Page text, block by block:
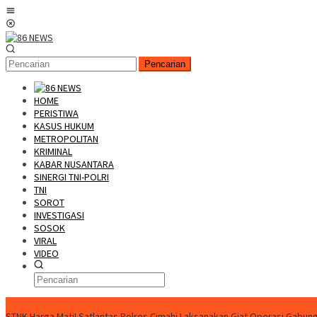
Loncat
ke
konten
Pencarian
HOME
PERISTIWA
KASUS HUKUM
METROPOLITAN
KRIMINAL
KABAR NUSANTARA
SINERGI TNI-POLRI
TNI
SOROT
INVESTIGASI
SOSOK
VIRAL
VIDEO